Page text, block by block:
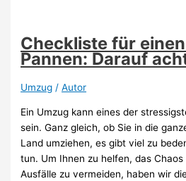
und
Tricks
Checkliste für
Pannen: Darauf
Umzug /Autor
Ein Umzug kann eines der
sein. Ganz gleich, ob Sie in die
Land umziehen, es gibt viel zu
tun. Um Ihnen zu helfen, das
Ausfälle zu vermeiden, haben wir